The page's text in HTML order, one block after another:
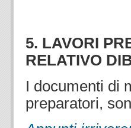
5. LAVORI
RELATIVO
I documenti di
preparatori,